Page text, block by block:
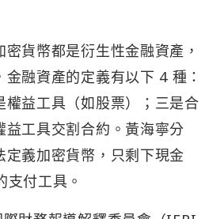
貨幣都是衍生性金融資產，
融資產的定義有以下 4 種：
權益工具（如股票）；三是合
益工具交割合約。黃海寧分
定義加密貨幣，只剩下現金
付工具。